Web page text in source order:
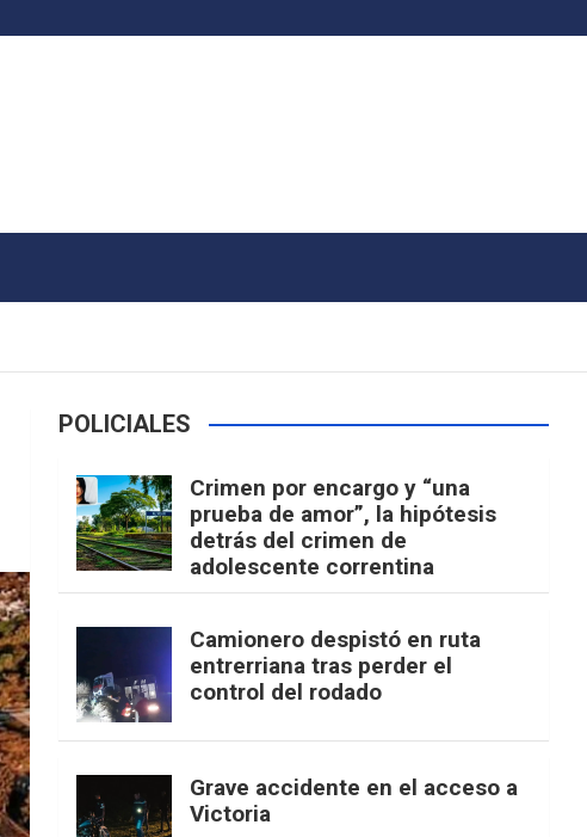
POLICIALES
Crimen por encargo y “una
prueba de amor”, la hipótesis
detrás del crimen de
adolescente correntina
Camionero despistó en ruta
entrerriana tras perder el
control del rodado
Grave accidente en el acceso a
Victoria